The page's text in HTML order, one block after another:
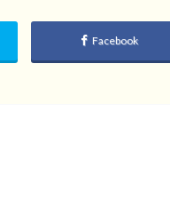
Facebook